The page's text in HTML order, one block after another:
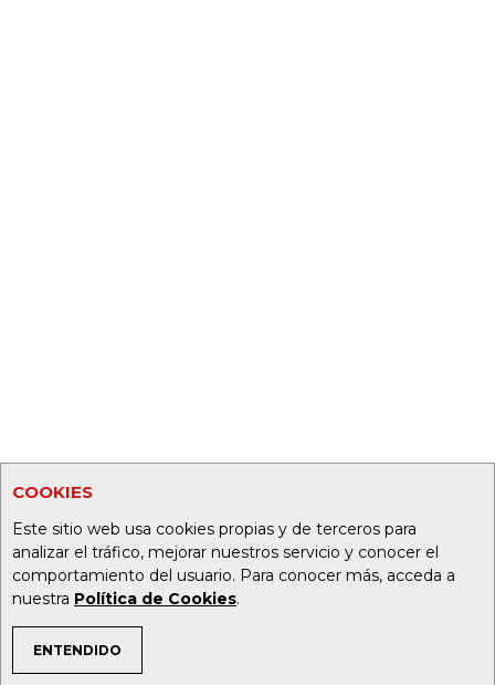
COOKIES
Este sitio web usa cookies propias y de terceros para
analizar el tráfico, mejorar nuestros servicio y conocer el
comportamiento del usuario. Para conocer más, acceda a
nuestra Política de Cookies.
ENTENDIDO
TEMAS DE INTERÉS